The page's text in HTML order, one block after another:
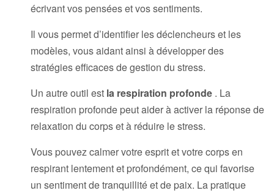
écrivant vos pensées et vos sentiments.
Il vous permet d’identifier les déclencheurs et les
modèles, vous aidant ainsi à développer des
stratégies efficaces de gestion du stress.
Un autre outil est la respiration profonde . La
respiration profonde peut aider à activer la réponse de
relaxation du corps et à réduire le stress.
Vous pouvez calmer votre esprit et votre corps en
respirant lentement et profondément, ce qui favorise
un sentiment de tranquillité et de paix. La pratique